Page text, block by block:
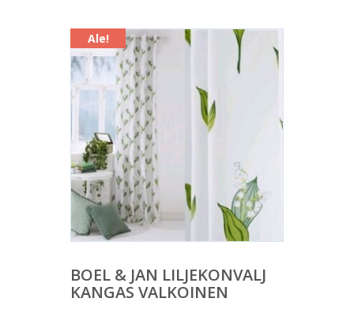
Ale!
BOEL & JAN LILJEKONVALJ
KANGAS VALKOINEN